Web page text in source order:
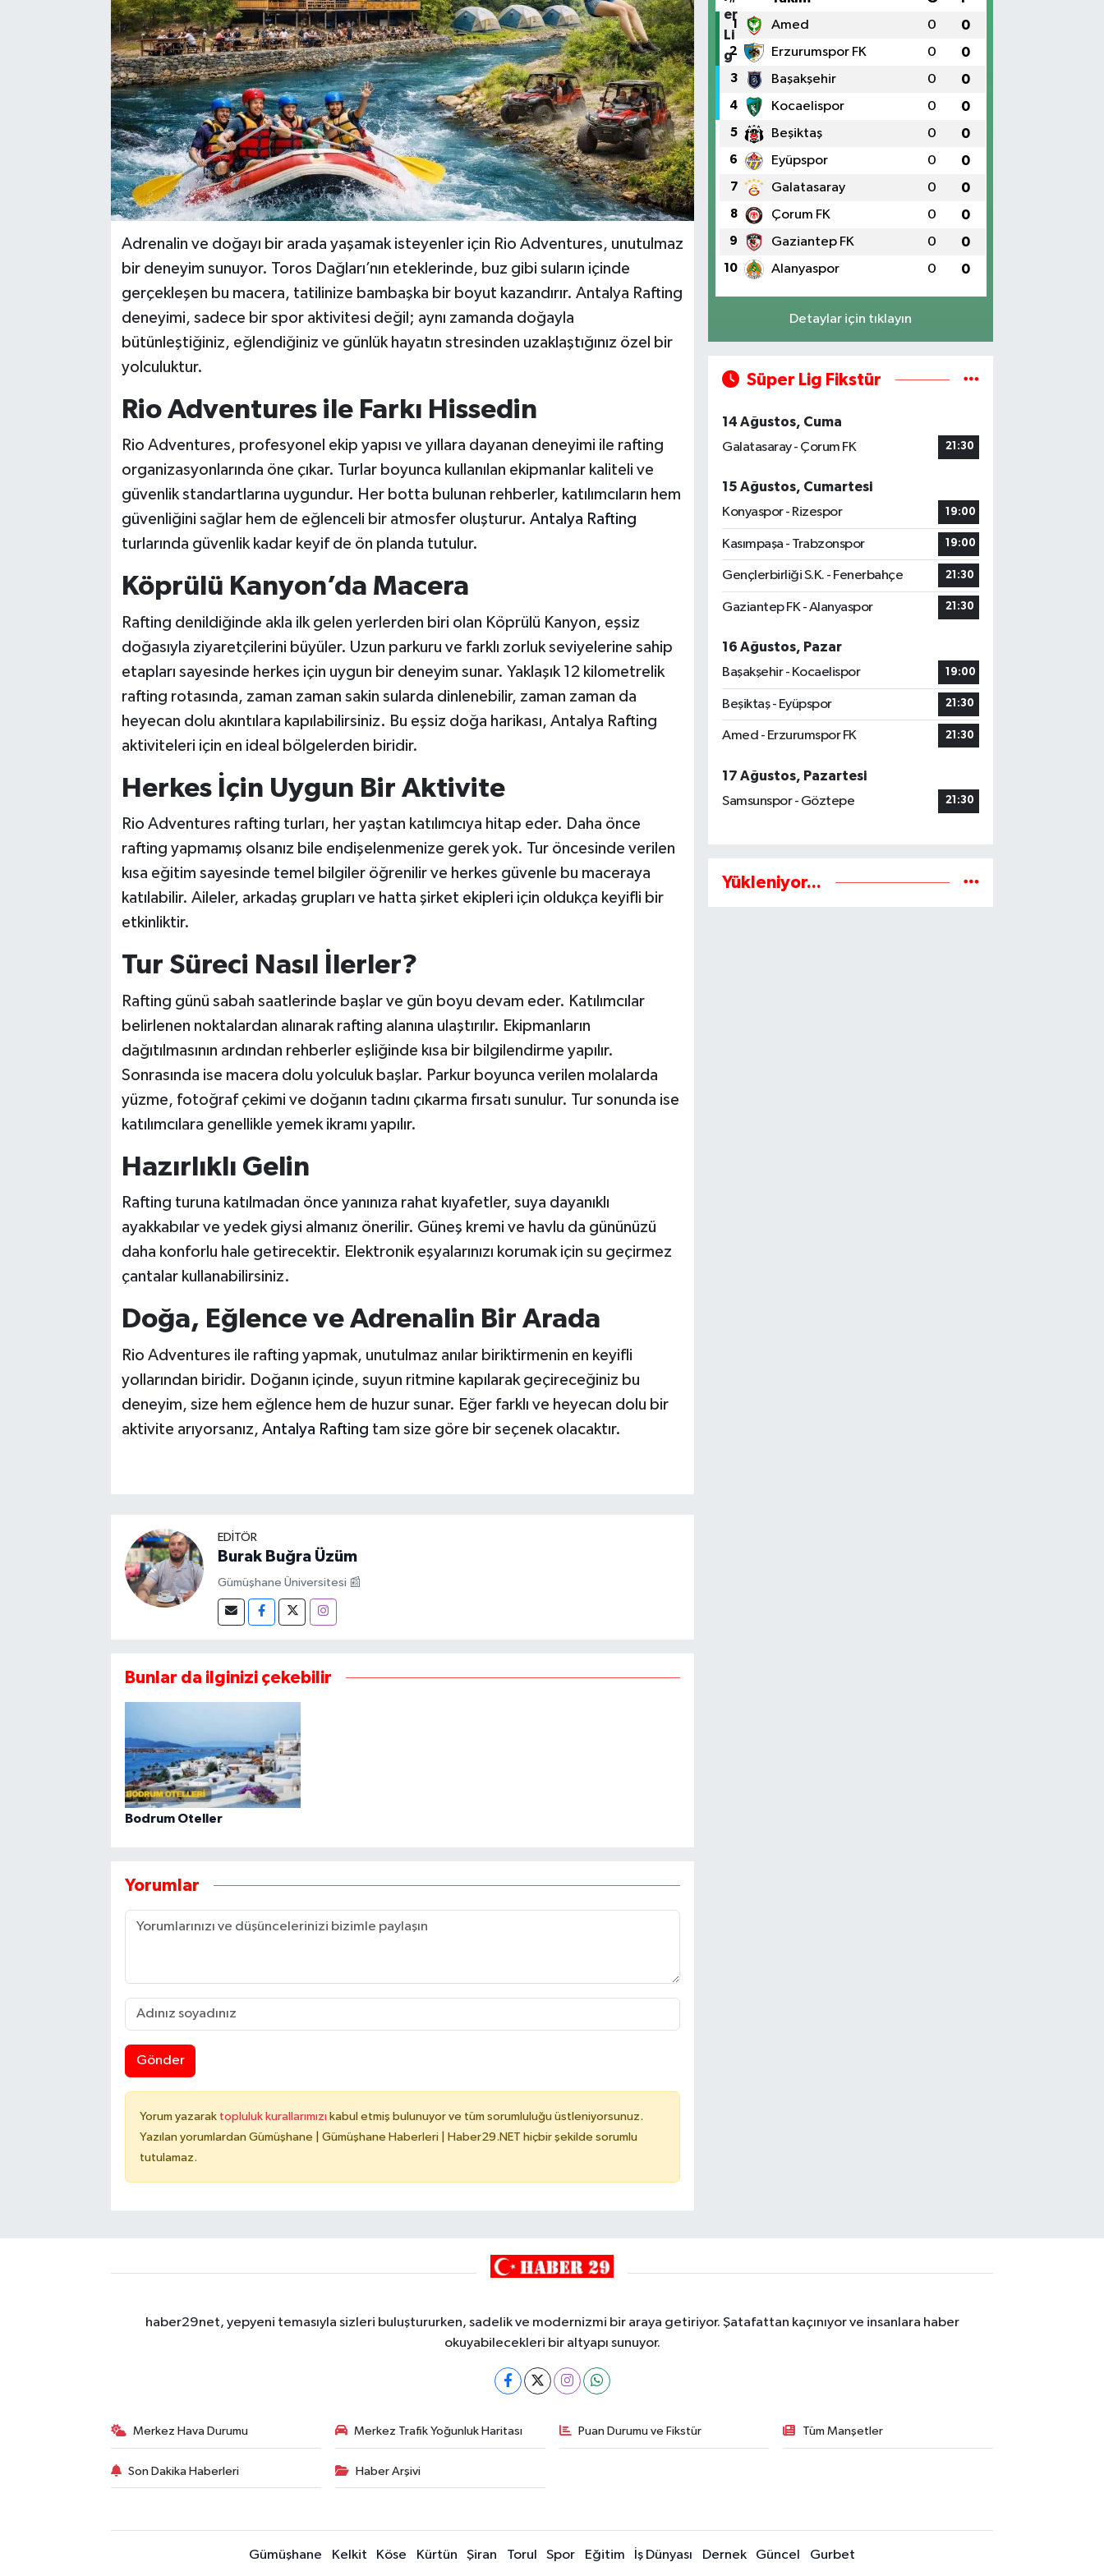
Adrenalin ve doğayı bir arada yaşamak isteyenler için Rio Adventures, unutulmaz
bir deneyim sunuyor. Toros Dağları’nın eteklerinde, buz gibi suların içinde
gerçekleşen bu macera, tatilinize bambaşka bir boyut kazandırır. Antalya Rafting
deneyimi, sadece bir spor aktivitesi değil; aynı zamanda doğayla
bütünleştiğiniz, eğlendiğiniz ve günlük hayatın stresinden uzaklaştığınız özel bir
yolculuktur.
Rio Adventures ile Farkı Hissedin
Rio Adventures, profesyonel ekip yapısı ve yıllara dayanan deneyimi ile rafting
organizasyonlarında öne çıkar. Turlar boyunca kullanılan ekipmanlar kaliteli ve
güvenlik standartlarına uygundur. Her botta bulunan rehberler, katılımcıların hem
güvenliğini sağlar hem de eğlenceli bir atmosfer oluşturur. Antalya Rafting
turlarında güvenlik kadar keyif de ön planda tutulur.
Köprülü Kanyon’da Macera
Rafting denildiğinde akla ilk gelen yerlerden biri olan Köprülü Kanyon, eşsiz
doğasıyla ziyaretçilerini büyüler. Uzun parkuru ve farklı zorluk seviyelerine sahip
etapları sayesinde herkes için uygun bir deneyim sunar. Yaklaşık 12 kilometrelik
rafting rotasında, zaman zaman sakin sularda dinlenebilir, zaman zaman da
heyecan dolu akıntılara kapılabilirsiniz. Bu eşsiz doğa harikası, Antalya Rafting
aktiviteleri için en ideal bölgelerden biridir.
Herkes İçin Uygun Bir Aktivite
Rio Adventures rafting turları, her yaştan katılımcıya hitap eder. Daha önce
rafting yapmamış olsanız bile endişelenmenize gerek yok. Tur öncesinde verilen
kısa eğitim sayesinde temel bilgiler öğrenilir ve herkes güvenle bu maceraya
katılabilir. Aileler, arkadaş grupları ve hatta şirket ekipleri için oldukça keyifli bir
etkinliktir.
Tur Süreci Nasıl İlerler?
Rafting günü sabah saatlerinde başlar ve gün boyu devam eder. Katılımcılar
belirlenen noktalardan alınarak rafting alanına ulaştırılır. Ekipmanların
dağıtılmasının ardından rehberler eşliğinde kısa bir bilgilendirme yapılır.
Sonrasında ise macera dolu yolculuk başlar. Parkur boyunca verilen molalarda
yüzme, fotoğraf çekimi ve doğanın tadını çıkarma fırsatı sunulur. Tur sonunda ise
katılımcılara genellikle yemek ikramı yapılır.
Hazırlıklı Gelin
Rafting turuna katılmadan önce yanınıza rahat kıyafetler, suya dayanıklı
ayakkabılar ve yedek giysi almanız önerilir. Güneş kremi ve havlu da gününüzü
daha konforlu hale getirecektir. Elektronik eşyalarınızı korumak için su geçirmez
çantalar kullanabilirsiniz.
Doğa, Eğlence ve Adrenalin Bir Arada
Rio Adventures ile rafting yapmak, unutulmaz anılar biriktirmenin en keyifli
yollarından biridir. Doğanın içinde, suyun ritmine kapılarak geçireceğiniz bu
deneyim, size hem eğlence hem de huzur sunar. Eğer farklı ve heyecan dolu bir
aktivite arıyorsanız, Antalya Rafting tam size göre bir seçenek olacaktır.
EDITÖR
Burak Buğra Üzüm
Gümüşhane Üniversitesi 📰
Bunlar da ilginizi çekebilir
Bodrum Oteller
Yorumlar
Gönder
Yorum yazarak topluluk kurallarımızı kabul etmiş bulunuyor ve tüm sorumluluğu üstleniyorsunuz.
Yazılan yorumlardan Gümüşhane | Gümüşhane Haberleri | Haber29.NET hiçbir şekilde sorumlu
tutulamaz.
1 Amed 0 0
2 Erzurumspor FK 0 0
3 Başakşehir 0 0
4 Kocaelispor 0 0
5 Beşiktaş 0 0
6 Eyüpspor 0 0
7 Galatasaray 0 0
8 Çorum FK 0 0
9 Gaziantep FK 0 0
10 Alanyaspor 0 0
Detaylar için tıklayın
Süper Lig Fikstür
14 Ağustos, Cuma
Galatasaray - Çorum FK
21:30
15 Ağustos, Cumartesi
Konyaspor - Rizespor
19:00
Kasımpaşa - Trabzonspor 19:00
Gençlerbirliği S.K. - Fenerbahçe 21:30
Gaziantep FK - Alanyaspor 21:30
16 Ağustos, Pazar
Başakşehir - Kocaelispor
19:00
Beşiktaş - Eyüpspor 21:30
Amed - Erzurumspor FK 21:30
17 Ağustos, Pazartesi
Samsunspor - Göztepe
21:30
Yükleniyor...
haber29net, yepyeni temasıyla sizleri buluştururken, sadelik ve modernizmi bir araya getiriyor. Şatafattan kaçınıyor ve insanlara haber
okuyabilecekleri bir altyapı sunuyor.
Merkez Hava Durumu Merkez Trafik Yoğunluk Haritası Puan Durumu ve Fikstür Tüm Manşetler
Son Dakika Haberleri Haber Arşivi
Gümüşhane Kelkit Köse Kürtün Şiran Torul Spor Eğitim İş Dünyası Dernek Güncel Gurbet